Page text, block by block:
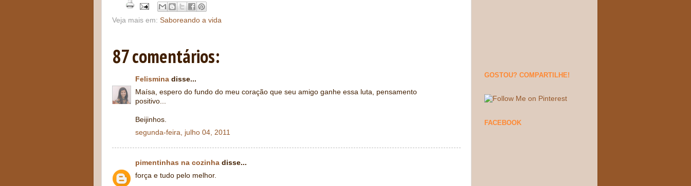
Veja mais em: Saboreando a vida
87 comentários:
Felismina disse...
Maísa, espero do fundo do meu coração que seu amigo ganhe essa luta, pensamento
positivo...
Beijinhos.
segunda-feira, julho 04, 2011
pimentinhas na cozinha disse...
força e tudo pelo melhor.
GOSTOU? COMPARTILHE!
FACEBOOK